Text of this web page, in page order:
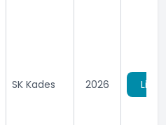
SK Kades 2026 Lihat